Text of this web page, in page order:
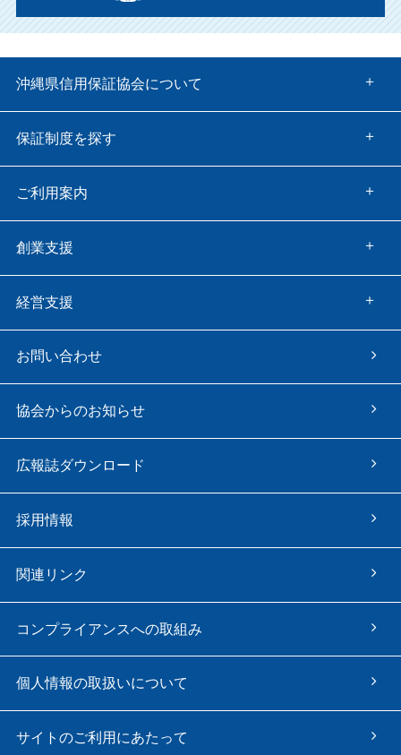
沖縄県信用保証協会について
保証制度を探す
ご利用案内
創業支援
経営支援
お問い合わせ
協会からのお知らせ
広報誌ダウンロード
採用情報
関連リンク
コンプライアンスへの取組み
個人情報の取扱いについて
サイトのご利用にあたって